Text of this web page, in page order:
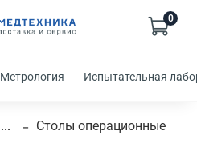
0
Метрология Испытательная
... Столы операционные